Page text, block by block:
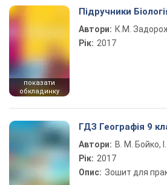
показати
обкладинку
Підручники
Автори: К.М.
Рік: 2017
ГДЗ Географія 9
Автори: В. М. Бойко,
Рік: 2017
Опис: Зошит для